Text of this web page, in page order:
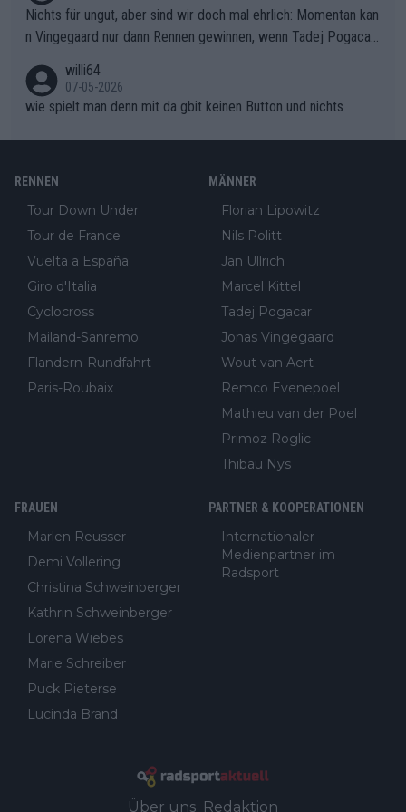
ichtung Nizza. Niewiadoma hat psychologisch Oberwasser, ab
er SD Worx und Vollering müssen jetzt All-In gehen. (gregman
n)
Nichts für ungut, aber sind wir doch mal ehrlich: Momentan kan
n Vingegaard nur dann Rennen gewinnen, wenn Tadej Pogacar
willi64
07-05-2026
wie spielt man denn mit da gbit keinen Button und nichts
RENNEN
Tour Down Under
Tour de France
Vuelta a España
Giro d'Italia
Cyclocross
Mailand-Sanremo
Flandern-Rundfahrt
Paris-Roubaix
MÄNNER
Florian Lipowitz
Nils Politt
Jan Ullrich
Marcel Kittel
Tadej Pogacar
Jonas Vingegaard
Wout van Aert
Remco Evenepoel
Mathieu van der Poel
Primoz Roglic
Thibau Nys
FRAUEN
Marlen Reusser
Demi Vollering
Christina Schweinberger
Kathrin Schweinberger
Lorena Wiebes
Marie Schreiber
Puck Pieterse
Lucinda Brand
PARTNER & KOOPERATIONEN
Internationaler
Medienpartner im
Radsport
Über uns Redaktion